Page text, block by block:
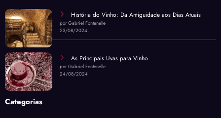
História do Vinho: Da Antiguidade aos Dias Atuais
por Gabriel Fontenelle
23/08/2024
As Principais Uvas para Vinho
por Gabriel Fontenelle
24/08/2024
Categorias